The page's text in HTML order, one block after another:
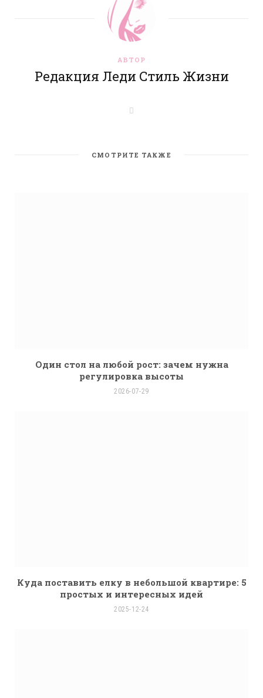
АВТОР
Редакция Леди Стиль Жизни
e
СМОТРИТЕ ТАКЖЕ
Один стол на любой рост: зачем нужна
регулировка высоты
2026-07-29
Куда поставить елку в небольшой квартире: 5
простых и интересных идей
2025-12-24